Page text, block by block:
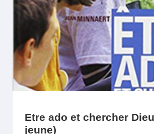
Etre ado et chercher
jeune)